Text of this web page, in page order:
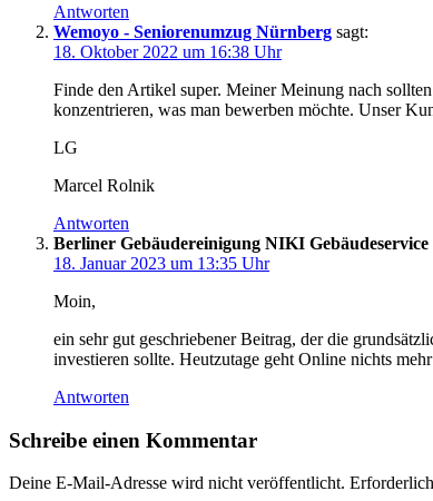
Antworten
Wemoyo - Seniorenumzug Nürnberg sagt:
18. Oktober 2022 um 16:38 Uhr
Finde den Artikel super. Meiner Meinung nach
konzentrieren, was man bewerben möchte. Unser
LG
Marcel Rolnik
Antworten
Berliner Gebäudereinigung NIKI
18. Januar 2023 um 13:35 Uhr
Moin,
ein sehr gut geschriebener Beitrag, der die
investieren sollte. Heutzutage geht Online nichts
Antworten
Schreibe einen Kommentar
Deine E-Mail-Adresse wird nicht veröffentlicht.